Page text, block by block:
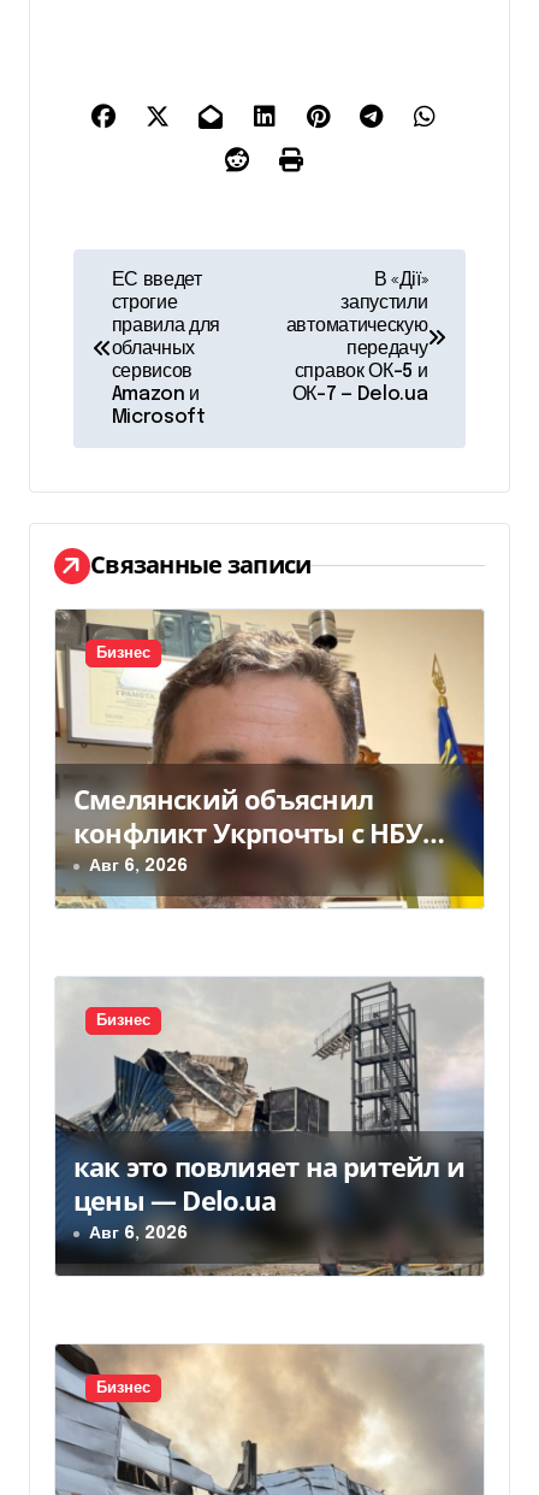
а
ц
и
я
п
о
з
а
п
и
с
м
ЕС введет
строгие
правила для
облачных
сервисов
Amazon и
Microsoft
В «Дії»
запустили
автоматическую
передачу
справок ОК-5 и
ОК-7 — Delo.ua
Связанные записи
Бизнес
Смелянский объяснил
конфликт Укрпочты с НБУ
из-за платежек
Авг 6, 2026
Бизнес
как это повлияет на ритейл и
цены — Delo.ua
Авг 6, 2026
Бизнес